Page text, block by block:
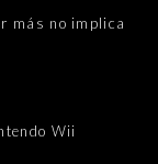
más no implica
Wii